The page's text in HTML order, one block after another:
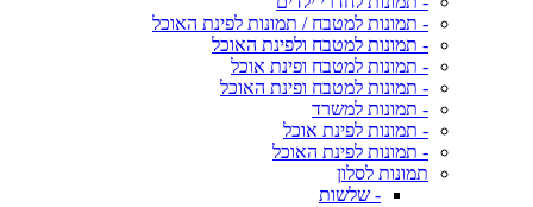
- תמונות למטבח / תמונות לפינת האוכל
- תמונות למטבח ולפינת האוכל
- תמונות למטבח ופינת אוכל
- תמונות למטבח ופינת האוכל
- תמונות למשרד
- תמונות לפינת אוכל
- תמונות לפינת האוכל
תמונות לסלון
- שלשות